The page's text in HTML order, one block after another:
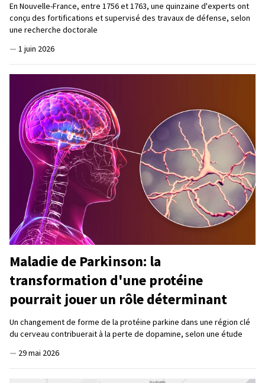
En Nouvelle-France, entre 1756 et 1763, une quinzaine d'experts ont
conçu des fortifications et supervisé des travaux de défense, selon
une recherche doctorale
— 1 juin 2026
Maladie de Parkinson: la
transformation d'une protéine
pourrait jouer un rôle déterminant
Un changement de forme de la protéine parkine dans une région clé
du cerveau contribuerait à la perte de dopamine, selon une étude
— 29 mai 2026